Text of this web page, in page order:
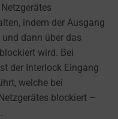
indem der Ausgang
dann über das
wird. Bei
der Interlock Eingang
welche bei
blockiert –